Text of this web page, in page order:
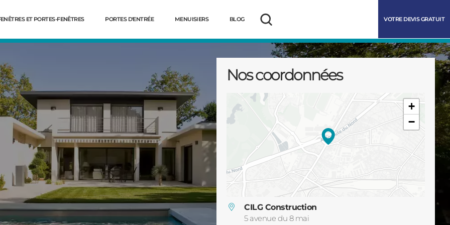
Démarrer
ET PORTES-FENÊTRES PORTES D'ENTRÉE MENUISIERS BLOG
Rechercher
VOTRE DEVIS GRATUIT
Nos coordonnées
+
−
CILG Construction
5 avenue du 8 mai